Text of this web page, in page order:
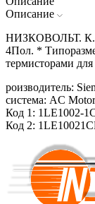
Описание
НИЗКОВОЛЬТ. К.З.
4Пол. *
термисторами
роизводитель:
система: AC
Код 1: 1LE1002-
Код 2: